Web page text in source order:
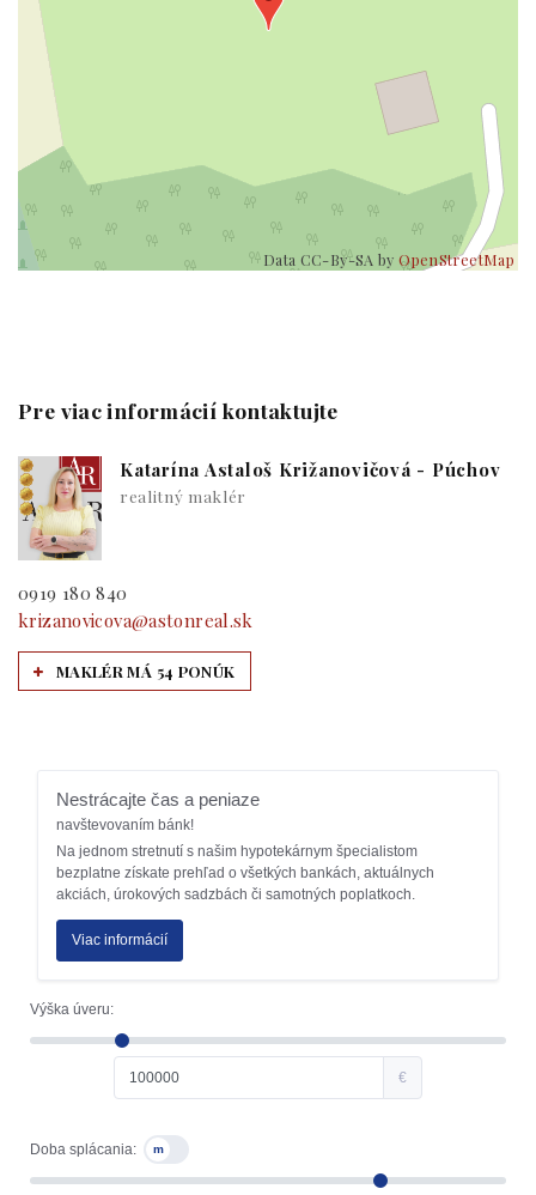
Data CC-By-SA byOpenStreetMap
Pre viac informácií kontaktujte
Katarína Astaloš Križanovičová - Púchov
realitný maklér
0919 180 840
krizanovicova@astonreal.sk
MAKLÉR MÁ 54 PONÚK